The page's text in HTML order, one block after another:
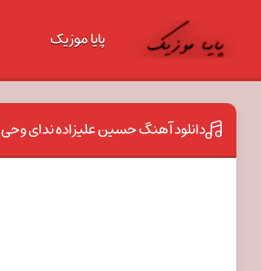
پایا موزیک
دانلود آهنگ حسین علیزاده ندای وحی